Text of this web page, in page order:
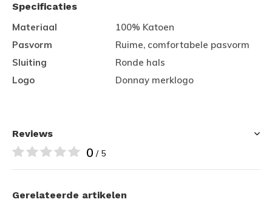
Specificaties
Materiaal
100% Katoen
Pasvorm
Ruime, comfortabele pasvorm
Sluiting
Ronde hals
Logo
Donnay merklogo
Reviews
0 / 5
Gerelateerde artikelen